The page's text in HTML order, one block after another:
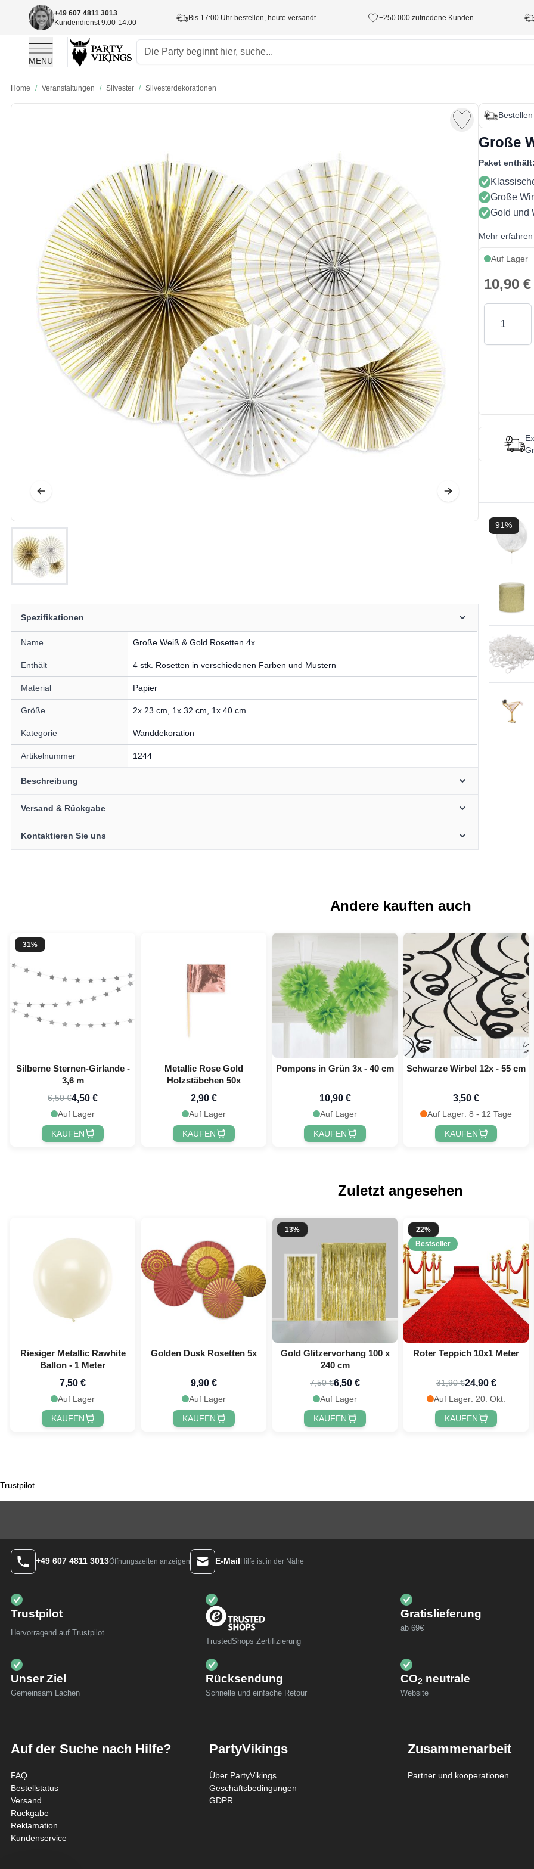
+49 607 4811 3013
Kundendienst 9:00-14:00
Bis 17:00 Uhr bestellen, heute versandt +250.000 zufriedene Kunden
MENU
Home / Veranstaltungen / Silvester / Silvesterdekorationen
Spezifikationen
Name Große Weiß & Gold Rosetten 4x
Enthält 4 stk. Rosetten in verschiedenen Farben und Mustern
Material Papier
Größe 2x 23 cm, 1x 32 cm, 1x 40 cm
Kategorie Wanddekoration
Artikelnummer 1244
Beschreibung
Versand & Rückgabe
Kontaktieren Sie uns
Große
Paket
Große
Gold und
Mehr erfahren
Auf Lager
10,90 €
Quantity
91%
Andere kauften auch
31%
Silberne Sternen-Girlande -
3,6 m
6,50 €4,50 €
Auf Lager
KAUFEN
Metallic Rose Gold
Holzstäbchen 50x
2,90 €
Auf Lager
KAUFEN
Pompons in Grün 3x - 40 cm
10,90 €
Auf Lager
KAUFEN
Schwarze Wirbel 12x - 55 cm
3,50 €
Auf Lager: 8 - 12 Tage
KAUFEN
Zuletzt angesehen
Riesiger Metallic Rawhite
Ballon - 1 Meter
7,50 €
Auf Lager
KAUFEN
Golden Dusk Rosetten 5x
9,90 €
Auf Lager
KAUFEN
13%
Gold Glitzervorhang 100 x
240 cm
7,50 €6,50 €
Auf Lager
KAUFEN
22%
Bestseller
Roter Teppich 10x1 Meter
31,90 €24,90 €
Auf Lager: 20. Okt.
KAUFEN
Trustpilot
+49 607 4811 3013Öffnungszeiten anzeigen E-MailHilfe ist in der Nähe
Trustpilot
Hervorragend auf Trustpilot
TrustedShops Zertifizierung
Gratislieferung
ab 69€
Unser Ziel
Gemeinsam Lachen
Rücksendung
Schnelle und einfache Retour
CO2 neutrale
Website
Auf der Suche nach Hilfe?
FAQ
Bestellstatus
Versand
Rückgabe
Reklamation
Kundenservice
PartyVikings
Über PartyVikings
Geschäftsbedingungen
GDPR
Zusammenarbeit
Partner und kooperationen